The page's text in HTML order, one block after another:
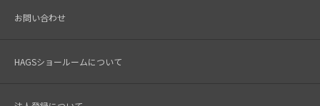
お問い合わせ
HAGSショールームについて